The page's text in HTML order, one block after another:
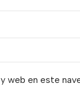
en este